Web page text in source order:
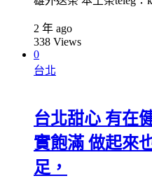
2 年 ago
338 Views
0
台北
台北甜心 有在
實飽滿 做起來
足，